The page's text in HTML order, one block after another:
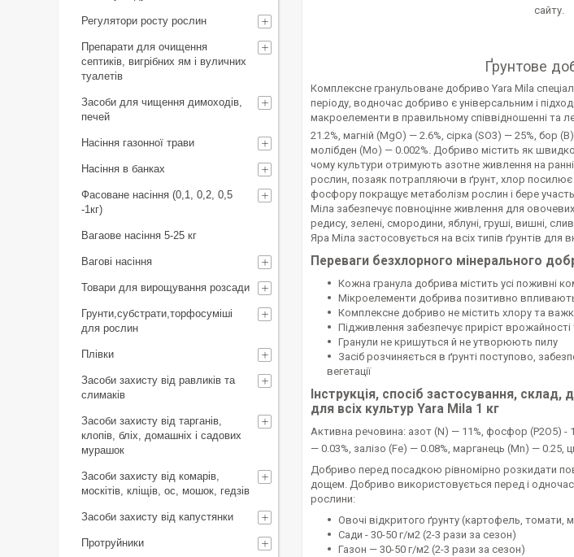
сайту.
Ґрунтове добриво
Комплексне гранульоване добриво Yara Mila
періоду, водночас добриво є універсальним і
макроелементи в правильному співвідношенні та
21.2%, магній (MgO) — 2.6%, сірка (SO3) — 25%, бор
молібден (Mo) — 0.002%. Добриво містить як
чому культури отримують азотне живлення на
рослин, позаяк потрапляючи в ґрунт, хлор посилює
фосфору покращує метаболізм рослин і бере
Міла забезпечує повноцінне живлення для
редису, зелені, смородини, яблуні, груші, вишні,
Яра Міла застосовується на всіх типів ґрунтів
Переваги безхлорного мінерального
Кожна гранула добрива містить усі поживні
Мікроелементи добрива позитивно впливають
Комплексне добриво не містить хлору та
Підживлення забезпечує приріст врожайності
Гранули не кришуться й не утворюють пилу
Засіб розчиняється в ґрунті поступово,
вегетації
Інструкція, спосіб застосування,
для всіх культур Yara Mila 1 кг
Активна речовина: азот (N) — 11%, фосфор (Р2О5) -
— 0.03%, залізо (Fe) — 0.08%, марганець (Mn) — 0.25,
Добриво перед посадкою рівномірно розкидати
дощем. Добриво використовується перед і
рослини:
Овочі відкритого ґрунту (картофель, томати,
Сади - 30-50 г/м2 (2-3 рази за сезон)
Газон — 30-50 г/м2 (2-3 рази за сезон)
Регулятори росту рослин
Препарати для очищення
септиків, вигрібних ям і вуличних
туалетів
Засоби для чищення димоходів,
печей
Насіння газонної трави
Насіння в банках
Фасоване насіння (0,1, 0,2, 0,5
-1кг)
Вагаове насіння 5-25 кг
Вагові насіння
Товари для вирощування розсади
Грунти,субстрати,торфосуміші
для рослин
Плівки
Засоби захисту від равликів та
слимаків
Засоби захисту від тарганів,
клопів, бліх, домашніх і садових
мурашок
Засоби захисту від комарів,
москітів, кліщів, ос, мошок, гедзів
Засоби захисту від капустянки
Протруйники